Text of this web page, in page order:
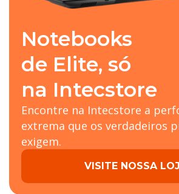
Notebooks
de Elite, só
na Intecstore
Encontre na Intecstore a
extrema que os verdadeiros
exigem.
VISITE NOSSA